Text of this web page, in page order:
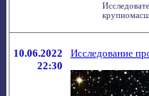
10.06.2022
22:30
Исследование